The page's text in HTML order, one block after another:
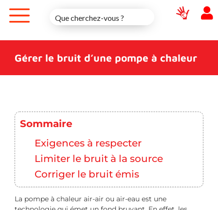
content
Gérer le bruit d’une pompe à chaleur
Sommaire
Exigences à respecter
Limiter le bruit à la source
Corriger le bruit émis
La pompe à chaleur air-air ou air-eau est une